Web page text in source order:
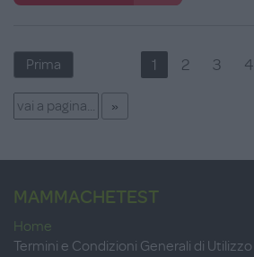
Prima 1 2 3 4
MAMMACHETEST
Home
Termini e Condizioni Generali di Utilizzo